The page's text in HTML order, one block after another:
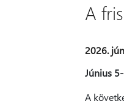
A
2026.
Június
A